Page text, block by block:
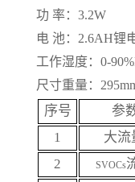
功 率： 3.2W
电 池： 2.6AH锂
工作湿度： 0-
尺寸重量：
序号 参
1
大流
2 SVOCs